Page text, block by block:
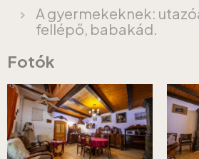
A gyermekeknek:
fellépő, babakád.
Fotók